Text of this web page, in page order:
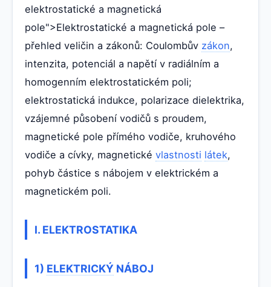
elektrostatické a magnetická
pole">Elektrostatické a magnetická pole –
přehled veličin a zákonů: Coulombův zákon,
intenzita, potenciál a napětí v radiálním a
homogenním elektrostatickém poli;
elektrostatická indukce, polarizace dielektrika,
vzájemné působení vodičů s proudem,
magnetické pole přímého vodiče, kruhového
vodiče a cívky, magnetické vlastnosti látek,
pohyb částice s nábojem v elektrickém a
magnetickém poli.
I. ELEKTROSTATIKA
1) ELEKTRICKÝ NÁBOJ